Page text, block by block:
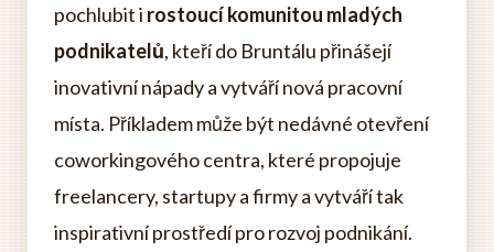
pochlubit i rostoucí komunitou mladých
podnikatelů, kteří do Bruntálu přinášejí
inovativní nápady a vytváří nová pracovní
místa. Příkladem může být nedávné otevření
coworkingového centra, které propojuje
freelancery, startupy a firmy a vytváří tak
inspirativní prostředí pro rozvoj podnikání.